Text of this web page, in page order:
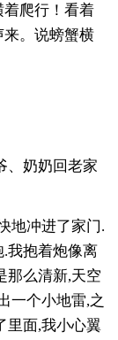
爬行！看着
。说螃蟹横
、奶奶回老家
地冲进了家门.
我抱着炮像离
那么清新,天空
一个小地雷,之
里面,我小心翼